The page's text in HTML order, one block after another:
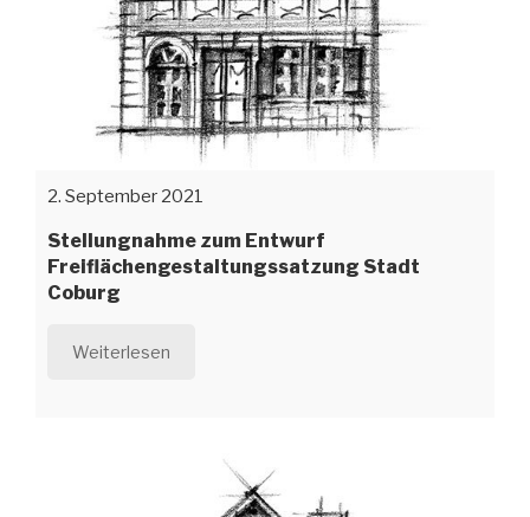
2. September 2021
Stellungnahme zum Entwurf
Freiflächengestaltungssatzung Stadt
Coburg
Weiterlesen